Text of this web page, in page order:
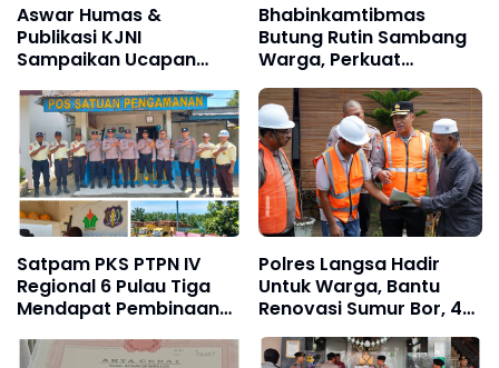
Aswar Humas &
Publikasi KJNI
Sampaikan Ucapan
kepada Komandan
Denpom XIV/4
Makassar
Bhabinkamtibmas
Butung Rutin Sambang
Warga, Perkuat
Keamanan Lingkungan
Satpam PKS PTPN IV
Regional 6 Pulau Tiga
Mendapat Pembinaan
Tamiang
Polres Langsa Hadir
Untuk Warga, Bantu
Renovasi Sumur Bor, 40
Titik Air Bersih